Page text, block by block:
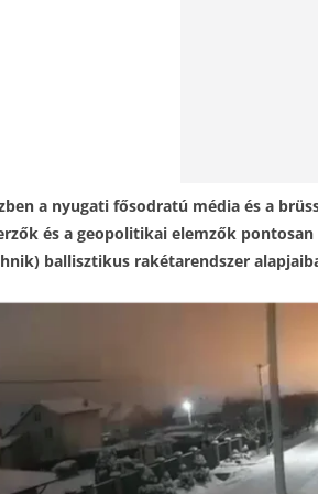
a nyugati fősodratú média és a
és a geopolitikai elemzők
ballisztikus rakétarendszer